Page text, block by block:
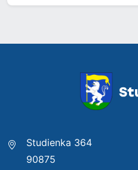
Studienka 364
90875